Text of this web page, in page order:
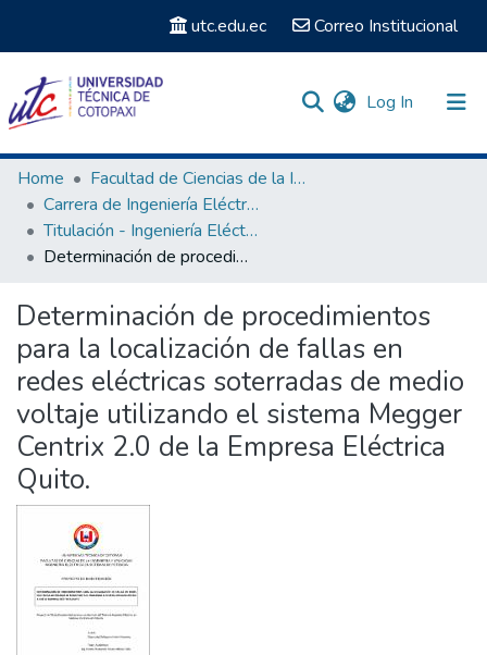
utc.edu.ec Correo Institucional
Log In (current)
Communities & Collections
Search
Statistics
Home
Facultad de Ciencias de la Ingeniería y Aplicadas
Carrera de Ingeniería Eléctrica
Titulación - Ingeniería Eléctrica
Determinación de procedimientos para la localización de fallas en redes eléctricas soterradas de medio voltaje utilizando el sistema Megger Centrix 2.0 de la Empresa Eléctrica Quito.
Determinación de procedimientos
para la localización de fallas en
redes eléctricas soterradas de medio
voltaje utilizando el sistema Megger
Centrix 2.0 de la Empresa Eléctrica
Quito.